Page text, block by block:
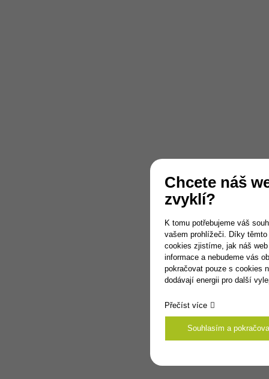
Chcete náš
zvyklí?
K tomu potřebujeme váš
vašem prohlížeči. Díky
cookies zjistíme, jak náš
informace a nebudeme vás
pokračovat pouze s cookies
dodávají energii pro další
Přečíst více
Souhlasím a